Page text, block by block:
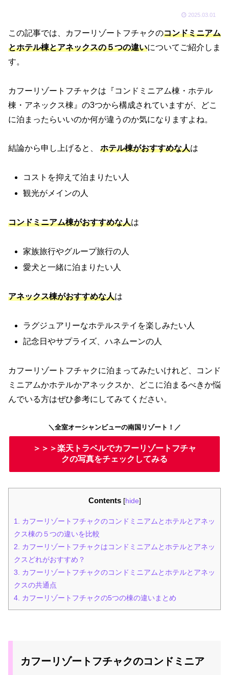
2025.03.01
この記事では、カフーリゾートフチャクのコンドミニアム
とホテル棟とアネックスの５つの違いについてご紹介しま
す。
カフーリゾートフチャクは『コンドミニアム棟・ ホテル
棟・ アネックス棟 』の3つから構成されていますが、どこ
に泊まったらいいのか何が違うのか気になりますよね。
結論から申し上げると、 ホテル棟がおすすめな人は
コストを抑えて泊まりたい人
観光がメインの人
コンドミニアム棟がおすすめな人は
家族旅行やグループ旅行の人
愛犬と一緒に泊まりたい人
アネックス棟がおすすめな人は
ラグジュアリーなホテルステイを楽しみたい人
記念日やサプライズ、ハネムーンの人
カフーリゾートフチャクに泊まってみたいけれど、コンド
ミニアムかホテルかアネックスか、どこに泊まるべきか悩
んでいる方はぜひ参考にしてみてください。
＼全室オーシャンビューの南国リゾート！／
＞＞＞楽天トラベルでカフーリゾートフチャ
クの写真をチェックしてみる
Contents [hide]
1.
カフーリゾートフチャクのコンドミニアムとホテルとアネッ
クス棟の５つの違いを比較
2.
カフーリゾートフチャクはコンドミニアムとホテルとアネッ
クスどれがおすすめ？
3.
カフーリゾートフチャクのコンドミニアムとホテルとアネッ
クスの共通点
4. カフーリゾートフチャクの5つの棟の違いまとめ
カフーリゾートフチャクのコンドミニア